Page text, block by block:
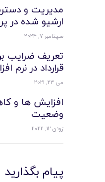
مدیریت و
ارشیو شده در
سپتامبر 7, 2024
تعریف ضرایب
قرارداد در نرم
می 23, 2021
افزایش ها و
وضعیت
ژوئن 12, 2022
پیام بگذارید